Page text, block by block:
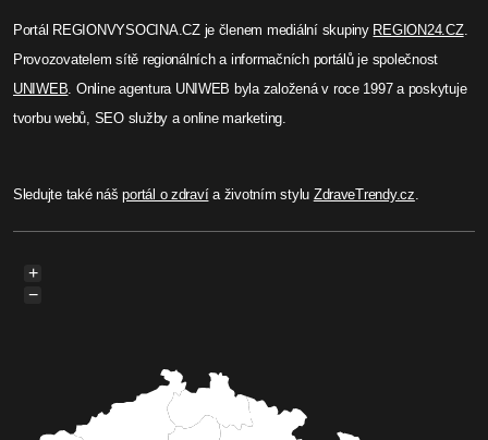
Portál REGIONVYSOCINA.CZ je členem mediální skupiny REGION24.CZ.
Provozovatelem sítě regionálních a informačních portálů je společnost
UNIWEB. Online agentura UNIWEB byla založená v roce 1997 a poskytuje
tvorbu webů, SEO služby a online marketing.
Sledujte také nášportál o zdravía životním stylu ZdraveTrendy.cz.
+
−